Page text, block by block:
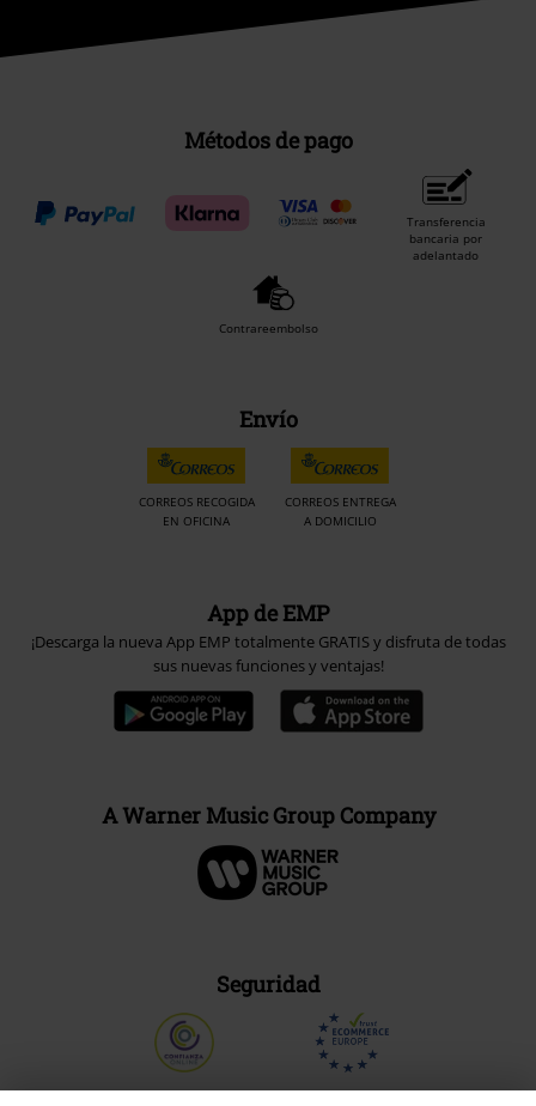
Métodos de pago
Transferencia
bancaria por
adelantado
Contrareembolso
Envío
CORREOS RECOGIDA
EN OFICINA
CORREOS ENTREGA
A DOMICILIO
App de EMP
¡Descarga la nueva App EMP totalmente GRATIS y disfruta de todas
sus nuevas funciones y ventajas!
A Warner Music Group Company
Seguridad